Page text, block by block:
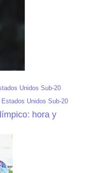
Unidos Sub-20
Unidos Sub-20
hora y